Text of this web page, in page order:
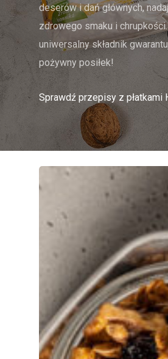
deserów i dań głównych,
zdrowego smaku i
uniwersalny składnik
pożywny posiłek!
Sprawdź przepisy z płatkami